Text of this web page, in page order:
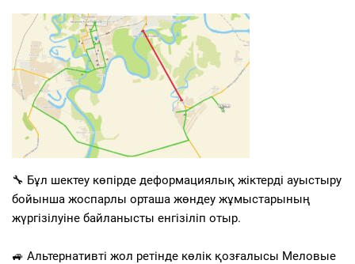
🔧 Бұл шектеу көпірде деформациялық жіктерді ауыстыру
бойынша жоспарлы орташа жөндеу жұмыстарының
жүргізілуіне байланысты енгізіліп отыр.
🚙 Альтернативті жол ретінде көлік қозғалысы Меловые